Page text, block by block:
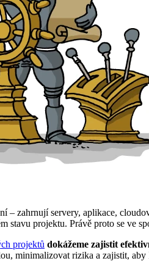
– zahrnují servery, aplikace,
stavu projektu. Právě proto se ve
projektů dokážeme zajistit
minimalizovat rizika a zajistit,